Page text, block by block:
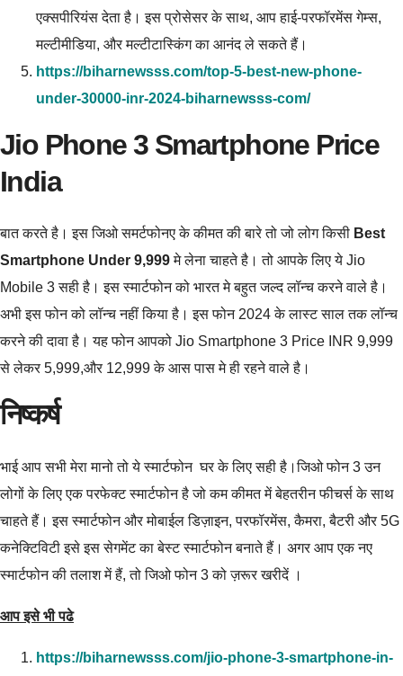
एक्सपीरियंस देता है। इस प्रोसेसर के साथ, आप हाई-परफॉरमेंस गेम्स,
मल्टीमीडिया, और मल्टीटास्किंग का आनंद ले सकते हैं।
https://biharnewsss.com/top-5-best-new-phone-
under-30000-inr-2024-biharnewsss-com/
Jio Phone 3 Smartphone Price
India
बात करते है। इस जिओ समर्टफोनए के कीमत की बारे तो जो लोग किसी Best
Smartphone Under 9,999मे लेना चाहते है। तो आपके लिए ये Jio
Mobile 3 सही है। इस स्मार्टफोन को भारत मे बहुत जल्द लॉन्च करने वाले है।
अभी इस फोन को लॉन्च नहीं किया है। इस फोन 2024 के लास्ट साल तक लॉन्च
करने की दावा है। यह फोन आपको Jio Smartphone 3 Price INR 9,999
से लेकर 5,999,और 12,999 के आस पास मे ही रहने वाले है।
निष्कर्ष
भाई आप सभी मेरा मानो तो ये स्मार्टफोन घर के लिए सही है।जिओ फोन 3 उन
लोगों के लिए एक परफेक्ट स्मार्टफोन है जो कम कीमत में बेहतरीन फीचर्स के साथ
चाहते हैं। इस स्मार्टफोन और मोबाईल डिज़ाइन, परफॉरमेंस, कैमरा, बैटरी और 5G
कनेक्टिविटी इसे इस सेगमेंट का बेस्ट स्मार्टफोन बनाते हैं। अगर आप एक नए
स्मार्टफोन की तलाश में हैं, तो जिओ फोन 3 को ज़रूर खरीदें ।
आप इसे भी पढे
https://biharnewsss.com/jio-phone-3-smartphone-in-